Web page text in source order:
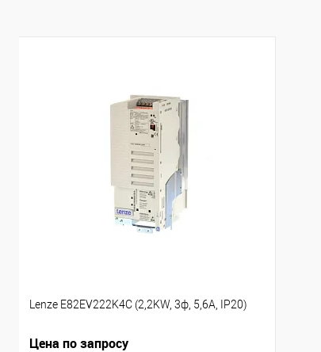
Lenze E82EV222K4C (2,2KW, 3ф, 5,6A, IP20)
Цена по запросу